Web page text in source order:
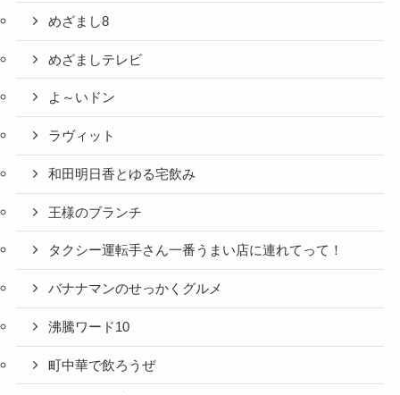
めざまし8
めざましテレビ
よ～いドン
ラヴィット
和田明日香とゆる宅飲み
王様のブランチ
タクシー運転手さん一番うまい店に連れてって！
バナナマンのせっかくグルメ
沸騰ワード10
町中華で飲ろうぜ